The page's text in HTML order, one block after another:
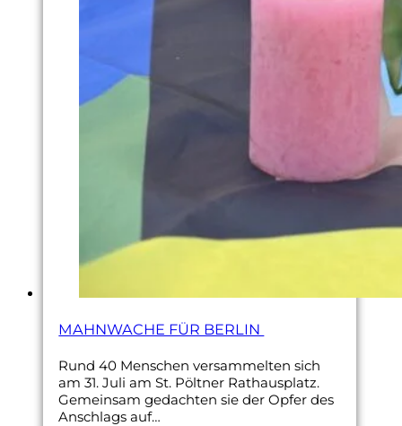
MAHNWACHE FÜR BERLIN
Rund 40 Menschen versammelten sich
am 31. Juli am St. Pöltner Rathausplatz.
Gemeinsam gedachten sie der Opfer des
Anschlags auf…